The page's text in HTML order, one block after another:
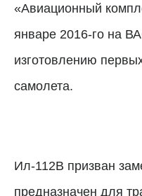
«Авиационный
январе 2016-го на
изготовлению
самолета.
Ил-112В призван
предназначен для